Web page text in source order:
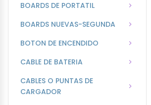
BOARDS DE PORTATIL
BOARDS NUEVAS-SEGUNDA
BOTON DE ENCENDIDO
CABLE DE BATERIA
CABLES O PUNTAS DE
CARGADOR